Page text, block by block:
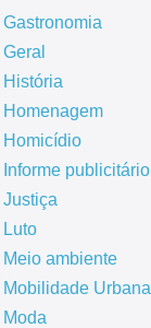
Gastronomia
Geral
História
Homenagem
Homicídio
Informe publicitário
Justiça
Luto
Meio ambiente
Mobilidade Urbana
Moda